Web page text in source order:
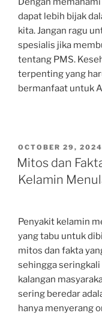
dapat lebih bijak
kita. Jangan ragu
spesialis jika
tentang PMS.
terpenting yang
bermanfaat untuk
POSTED
ON
OCTOBER 29, 2024
Mitos dan
Kelamin
Penyakit kelamin
yang tabu untuk
mitos dan fakta
sehingga
kalangan
sering beredar
hanya menyerang